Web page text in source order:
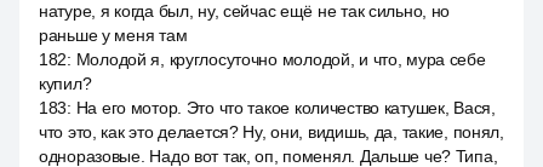
натуре, я когда был, ну, сейчас ещё не так сильно, но
раньше у меня там
182: Молодой я, круглосуточно молодой, и что, мура себе
купил?
183: На его мотор. Это что такое количество катушек, Вася,
что это, как это делается? Ну, они, видишь, да, такие, понял,
одноразовые. Надо вот так, оп, поменял. Дальше че? Типа,